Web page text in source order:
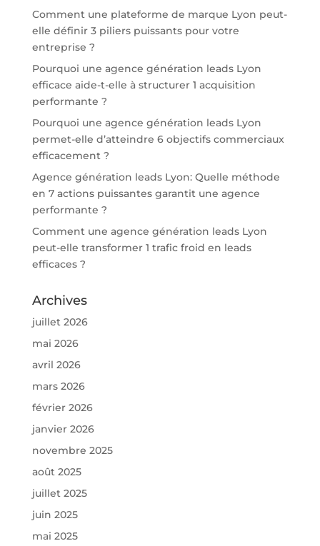
Comment une plateforme de marque Lyon peut-
elle définir 3 piliers puissants pour votre
entreprise ?
Pourquoi une agence génération leads Lyon
efficace aide-t-elle à structurer 1 acquisition
performante ?
Pourquoi une agence génération leads Lyon
permet-elle d’atteindre 6 objectifs commerciaux
efficacement ?
Agence génération leads Lyon: Quelle méthode
en 7 actions puissantes garantit une agence
performante ?
Comment une agence génération leads Lyon
peut-elle transformer 1 trafic froid en leads
efficaces ?
Archives
juillet 2026
mai 2026
avril 2026
mars 2026
février 2026
janvier 2026
novembre 2025
août 2025
juillet 2025
juin 2025
mai 2025